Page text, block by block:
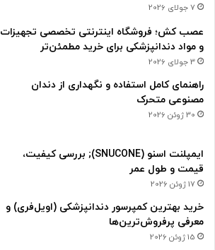
7 جولای 2026
عصب کش؛ فروشگاه اینترنتی تخصصی تجهیزات
و مواد دندانپزشکی برای خرید مطمئن‌تر
3 جولای 2026
راهنمای کامل استفاده و نگهداری از دندان
مصنوعی متحرک
30 ژوئن 2026
ایمپلنت اسنو (SNUCONE); بررسی کیفیت،
قیمت و طول عمر
17 ژوئن 2026
خرید بهترین کمپرسور دندانپزشکی (اویل‌فری) و
معرفی پرفروش‌ترین‌ها
15 ژوئن 2026